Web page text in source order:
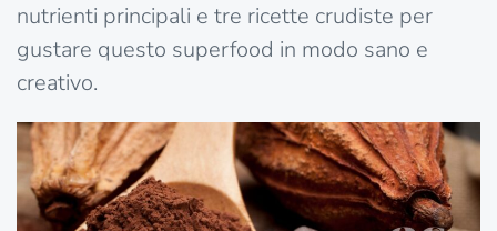
nutrienti principali e tre ricette crudiste per
gustare questo superfood in modo sano e
creativo.